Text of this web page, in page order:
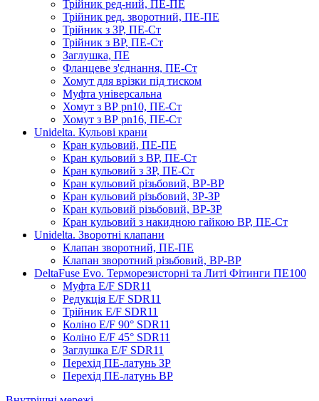
Трійник ред-ний, ПЕ-ПЕ
Трійник ред. зворотний, ПЕ-ПЕ
Трійник з ЗР, ПЕ-Ст
Трійник з ВР, ПЕ-Ст
Заглушка, ПЕ
Фланцеве з'єднання, ПЕ-Ст
Хомут для врізки під тиском
Муфта універсальна
Хомут з ​​ВР pn10, ПЕ-Ст
Хомут з ВР pn16, ПЕ-Ст
Unidelta. Кульові крани
Кран кульовий, ПЕ-ПЕ
Кран кульовий з ВР, ПЕ-Ст
Кран кульовий з ЗР, ПЕ-Ст
Кран кульовий різьбовий, ВР-ВР
Кран кульовий різьбовий, ЗР-ЗР
Кран кульовий різьбовий, ВР-ЗР
Кран кульовий з накидною гайкою ВР, ПЕ-Ст
Unidelta. Зворотні клапани
Клапан зворотний, ПЕ-ПЕ
Клапан зворотний різьбовий, ВР-ВР
DeltaFuse Evo. Терморезисторні та Литі Фітинги ПЕ100
Муфта E/F SDR11
Редукція E/F SDR11
Трійник E/F SDR11
Коліно E/F 90° SDR11
Коліно E/F 45° SDR11
Заглушка E/F SDR11
Перехід ПЕ-латунь ЗР
Перехід ПЕ-латунь ВР